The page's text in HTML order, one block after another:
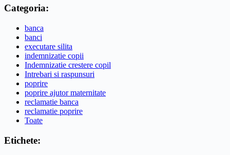
Categoria:
banca
banci
executare silita
indemnizatie copii
Indemnizatie crestere copil
Intrebari si raspunsuri
poprire
poprire ajutor maternitate
reclamatie banca
reclamatie poprire
Toate
Etichete: